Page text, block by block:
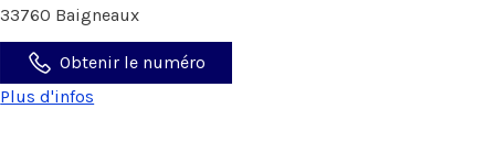
33760 Baigneaux
Obtenir le numéro
Plus d'infos